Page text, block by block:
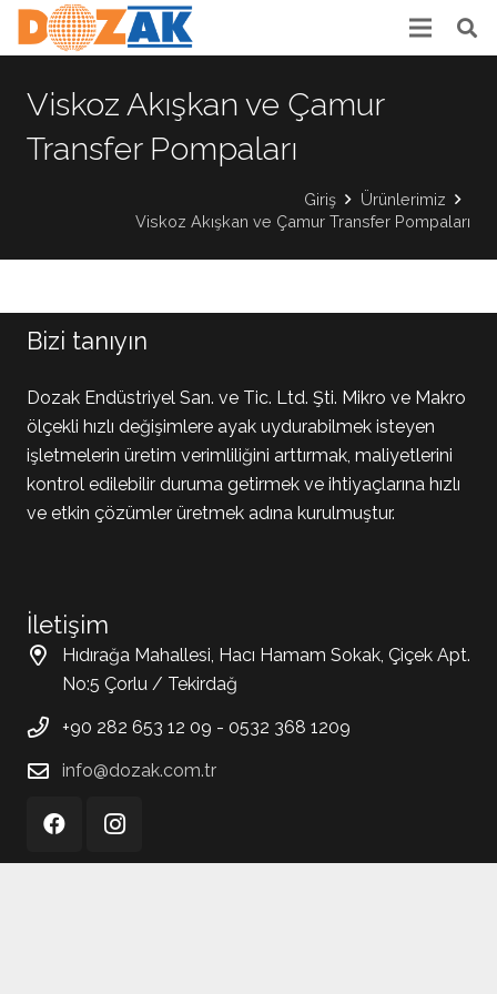
Viskoz Akışkan ve Çamur
Transfer Pompaları
Giriş
Ürünlerimiz
Viskoz Akışkan ve Çamur Transfer Pompaları
Bizi tanıyın
Dozak Endüstriyel San. ve Tic. Ltd. Şti. Mikro ve Makro
ölçekli hızlı değişimlere ayak uydurabilmek isteyen
işletmelerin üretim verimliliğini arttırmak, maliyetlerini
kontrol edilebilir duruma getirmek ve ihtiyaçlarına hızlı
ve etkin çözümler üretmek adına kurulmuştur.
İletişim
Hıdırağa Mahallesi, Hacı Hamam Sokak, Çiçek Apt.
No:5 Çorlu / Tekirdağ
+90 282 653 12 09 - 0532 368 1209
info@dozak.com.tr